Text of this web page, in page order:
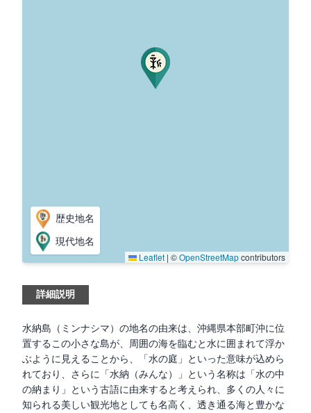
歴史地名
現代地名
Leaflet | ©OpenStreetMapcontributors
詳細説明
水納島（ミンナシマ）の地名の由来は、沖縄県本部町沖に位
置するこの小さな島が、周囲の海を臨むと水に囲まれて浮か
ぶように見えることから、「水の庭」といった意味が込めら
れており、さらに「水納（みんな）」という名称は「水の中
の納まり」という古語に由来すると考えられ、多くの人々に
知られる美しい観光地としても名高く、透き通る海と豊かな